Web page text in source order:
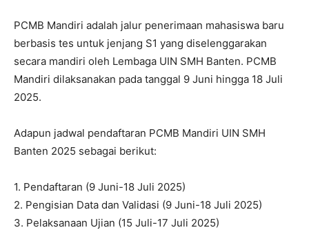
PCMB Mandiri adalah jalur penerimaan mahasiswa baru
berbasis tes untuk jenjang S1 yang diselenggarakan
secara mandiri oleh Lembaga UIN SMH Banten. PCMB
Mandiri dilaksanakan pada tanggal 9 Juni hingga 18 Juli
2025.
Adapun jadwal pendaftaran PCMB Mandiri UIN SMH
Banten 2025 sebagai berikut:
1. Pendaftaran (9 Juni-18 Juli 2025)
2. Pengisian Data dan Validasi (9 Juni-18 Juli 2025)
3. Pelaksanaan Ujian (15 Juli-17 Juli 2025)